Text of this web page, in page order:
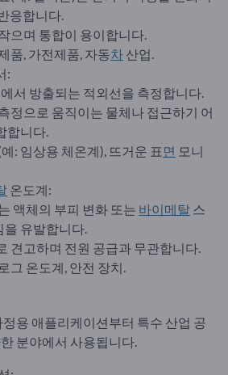
응합니다.
으며 통합이 용이합니다.
품, 가전제품, 자동차 산업.
:
서 방출되는 적외선을 측정합니다.
정으로 움직이는 물체나 접근하기 어
합니다.
: 임상용 체온계), 뜨거운 표 면 모니
온도계:
액체의 부피 변화 또는 바이메탈 스
유발합니다.
견고하며 전원 공급과 무관합니다.
그 온도계, 안전 장치.
용 애플리케이션부터 특수 산업 공
분야에서 사용됩니다.